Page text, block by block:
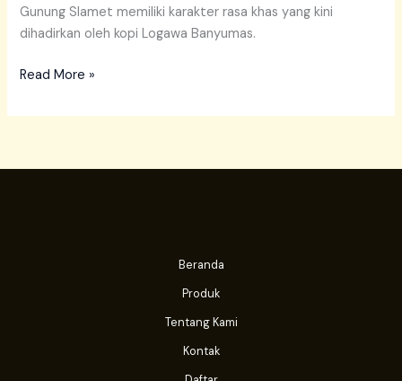
Gunung Slamet memiliki karakter rasa khas yang kini
dihadirkan oleh kopi Logawa Banyumas.
Read More »
Beranda
Produk
Tentang Kami
Kontak